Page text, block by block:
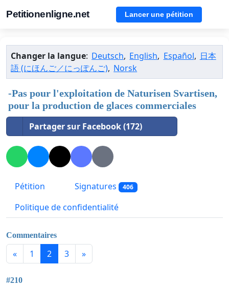
Petitionenligne.net Lancer une pétition
Changer la langue: Deutsch, English, Español, 日本
語 (にほんご／にっぽんご), Norsk
-Pas pour l'exploitation de Naturisen Svartisen,
pour la production de glaces commerciales
Partager sur Facebook (172)
Pétition Signatures 406
Politique de confidentialité
Commentaires
« 1 2 3 »
#210